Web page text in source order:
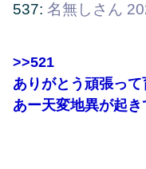
537: 名無しさん
>>521
ありがとう頑張っ
あー天変地異が起